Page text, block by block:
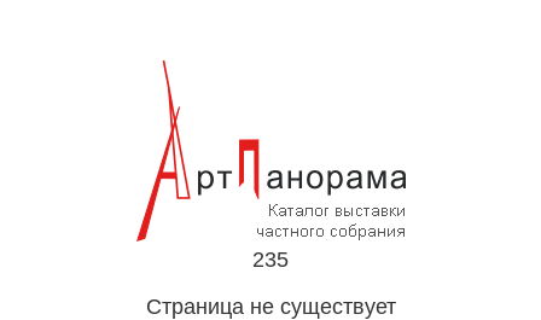
235
Страница не существует